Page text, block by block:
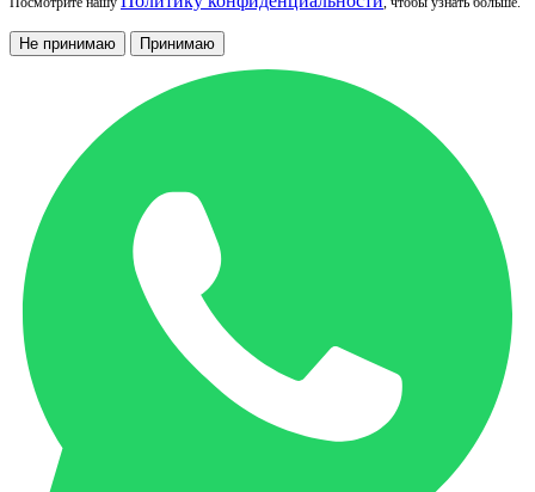
Не принимаю Принимаю